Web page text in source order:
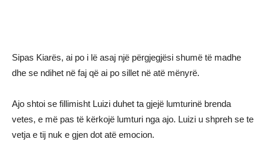
Sipas Kiarës, ai po i lë asaj një përgjegjësi shumë të madhe
dhe se ndihet në faj që ai po sillet në atë mënyrë.
Ajo shtoi se fillimisht Luizi duhet ta gjejë lumturinë brenda
vetes, e më pas të kërkojë lumturi nga ajo. Luizi u shpreh se te
vetja e tij nuk e gjen dot atë emocion.